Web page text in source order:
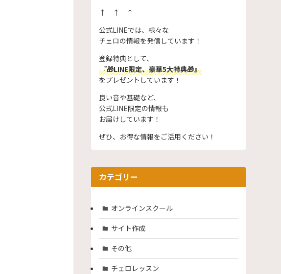
↑ ↑ ↑
公式LINEでは、様々な
チェロの情報を発信しています！
登録特典として、
『🎁LINE限定、豪華5大特典🎁』
をプレゼントしています！
良い音や基礎など、
公式LINE限定の情報も
お届けしています！
ぜひ、お得な情報をご活用ください！
カテゴリー
オンラインスクール
サイト作成
その他
チェロレッスン